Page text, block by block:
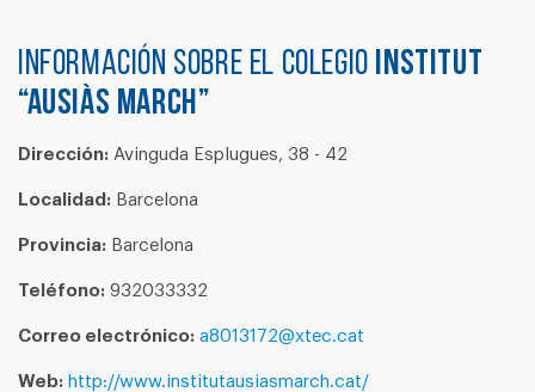
Información sobre el colegio INSTITUT
“AUSIÀS MARCH”
Dirección: Avinguda Esplugues, 38 - 42
Localidad: Barcelona
Provincia: Barcelona
Teléfono: 932033332
Correo electrónico: a8013172@xtec.cat
Web: http://www.institutausiasmarch.cat/